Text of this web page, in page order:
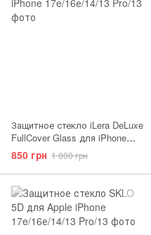
Защитное стекло iLera DeLuxe
FullCover Glass для iPhone
17e/16е/14/13 Pro/13
850 грн 1 000 грн